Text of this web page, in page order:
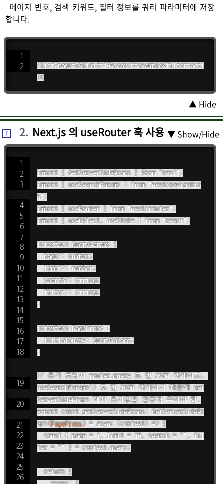
페이지 번호, 검색 키워드, 필터 정보를 쿼리 파라미터에 저장
합니다.
/list?page=2&limit=10&search=example&filter=acti
ve
▲ Hide
T 2. Next.js 의 useRouter 훅 사용 ▼ Show/Hide
import { GetServerSideProps } from "next";
import { useSearchParams } from "next/navigatio
n";
import { useRouter } from "next/router";
import { useEffect, useState } from "react";
interface QueryParams {
}
interface PageProps {
}
// 초기 로딩시 router.query 도 빈 JSON 객체이고,
useSearchParams() 도 빈 JSON 객체이기 때문에 get
ServerSideProps 에서 초기값을 설정해 주어야 함.
export const getServerSideProps: GetServerSidePr
ops<PageProps> = async (context) => {
ter = "" } = context.query;